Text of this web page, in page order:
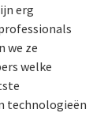
erg
we ze
welke
technologieën